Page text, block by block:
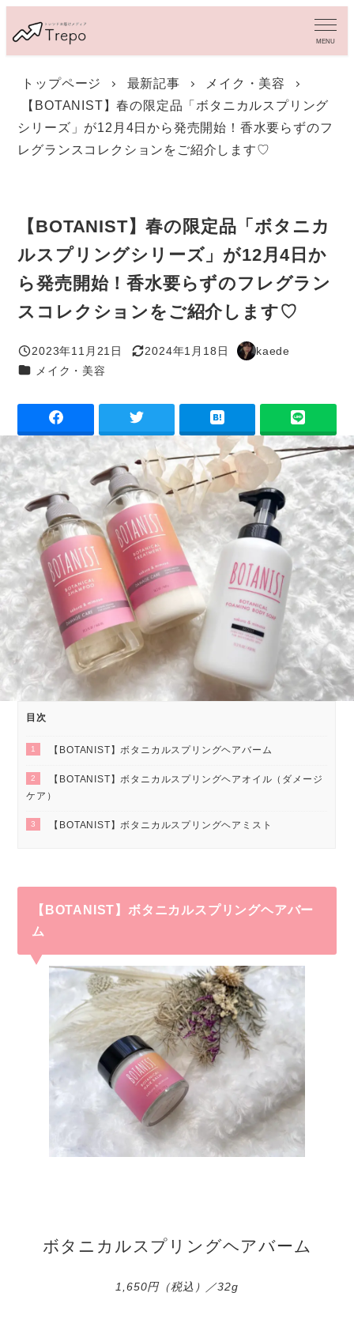
イ
MENU
トップページ 最新記事
メイク・美容
【BOTANIST】春の限定品「ボタニカルスプリング
シリーズ」が12月4日から発売開始！香水要らずのフ
レグランスコレクションをご紹介します♡
【BOTANIST】春の限定品「ボタニカ
ルスプリングシリーズ」が12月4日か
ら発売開始！香水要らずのフレグラン
スコレクションをご紹介します♡
投稿日
2023年11月21日
更新日
2024年1月18日
著
kaede
カテゴリー
メイク・美容
目次
1 【BOTANIST】ボタニカルスプリングヘアバーム
2
【BOTANIST】ボタニカルスプリングヘアオイル（ダメージ
ケア）
3 【BOTANIST】ボタニカルスプリングヘアミスト
【BOTANIST】 ボタニカルスプリングヘアバー
ム
ボタニカルスプリングヘアバーム
1,650円（税込）／32g